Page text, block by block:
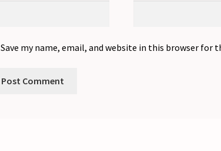
Save my name, email, and website in this browser for